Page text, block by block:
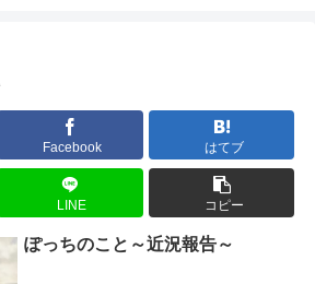
Facebook はてブ
LINE コピー
ぽっちのこと～近況報告～